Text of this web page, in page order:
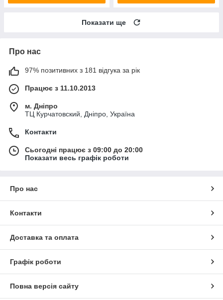
Показати ще
Про нас
97% позитивних з 181 відгука за рік
Працює з 11.10.2013
м. Дніпро
ТЦ Курчатовский, Дніпро, Україна
Контакти
Сьогодні працює з 09:00 до 20:00
Показати весь графік роботи
Про нас
Контакти
Доставка та оплата
Графік роботи
Повна версія сайту